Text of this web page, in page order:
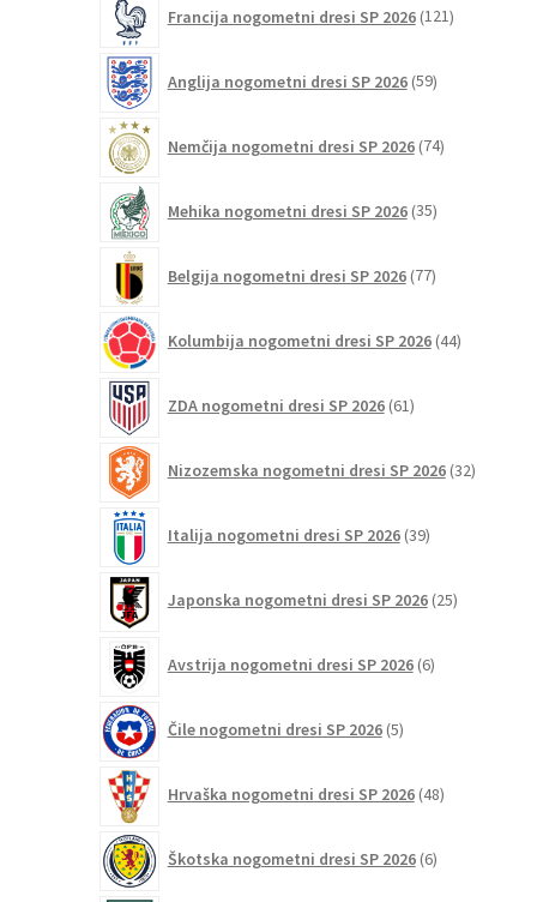
Francija nogometni dresi SP 2026 121izdelkov
Anglija nogometni dresi SP 2026 59izdelkov
Nemčija nogometni dresi SP 2026 74izdelkov
Mehika nogometni dresi SP 2026 35izdelkov
Belgija nogometni dresi SP 2026 77izdelkov
Kolumbija nogometni dresi SP 2026 44izdelkov
ZDA nogometni dresi SP 2026 61izdelkov
Nizozemska nogometni dresi SP 2026 32izdelkov
Italija nogometni dresi SP 2026 39izdelkov
Japonska nogometni dresi SP 2026 25izdelkov
Avstrija nogometni dresi SP 2026 6izdelkov
Čile nogometni dresi SP 2026 5izdelkov
Hrvaška nogometni dresi SP 2026 48izdelkov
Škotska nogometni dresi SP 2026 6izdelkov